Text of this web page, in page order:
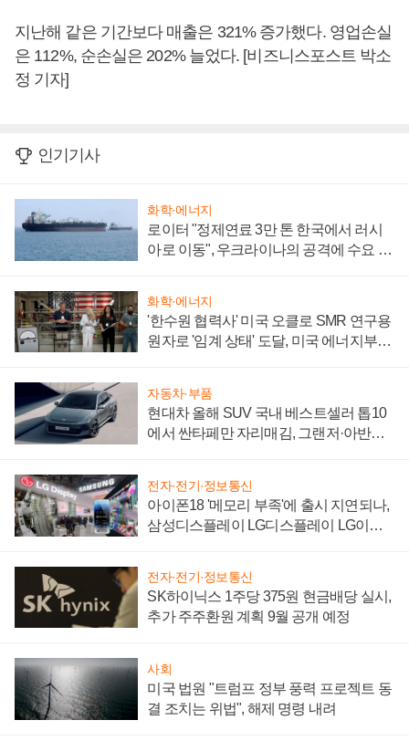
지난해 같은 기간보다 매출은 321% 증가했다. 영업손실
은 112%, 순손실은 202% 늘었다. [비즈니스포스트 박소
정 기자]
인기기사
화학·에너지
로이터 "정제연료 3만 톤 한국에서 러시
아로 이동", 우크라이나의 공격에 수요 늘
화학·에너지
'한수원 협력사' 미국 오클로 SMR 연구용
원자로 '임계 상태' 도달, 미국 에너지부
자동차·부품
현대차 올해 SUV 국내 베스트셀러 톱10
에서 싼타페만 자리매김, 그랜저·아반떼
전자·전기·정보통신
아이폰18 '메모리 부족'에 출시 지연되나,
삼성디스플레이 LG디스플레이 LG이노
전자·전기·정보통신
SK하이닉스 1주당 375원 현금배당 실시,
추가 주주환원 계획 9월 공개 예정
사회
미국 법원 "트럼프 정부 풍력 프로젝트 동
결 조치는 위법", 해제 명령 내려